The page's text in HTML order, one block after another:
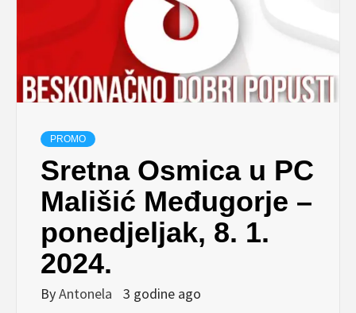
PROMO
Sretna Osmica u PC
Mališić Međugorje –
ponedjeljak, 8. 1.
2024.
ByAntonela 3 godine ago